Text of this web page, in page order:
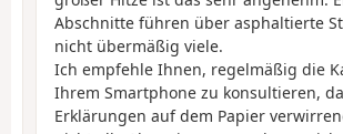
Abschnitte führen über asphaltierte
nicht übermäßig viele.
Ich empfehle Ihnen, regelmäßig die
Ihrem Smartphone zu konsultieren,
Erklärungen auf dem Papier